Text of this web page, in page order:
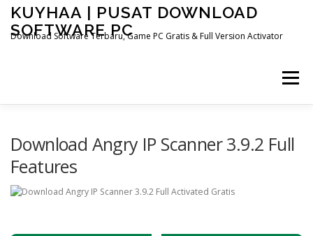
Skip
content
KUYHAA | PUSAT DOWNLOAD
SOFTWARE PC
Download Software Terbaru, Game PC Gratis & Full Version Activator
Menu
Download Angry IP Scanner 3.9.2 Full
Features